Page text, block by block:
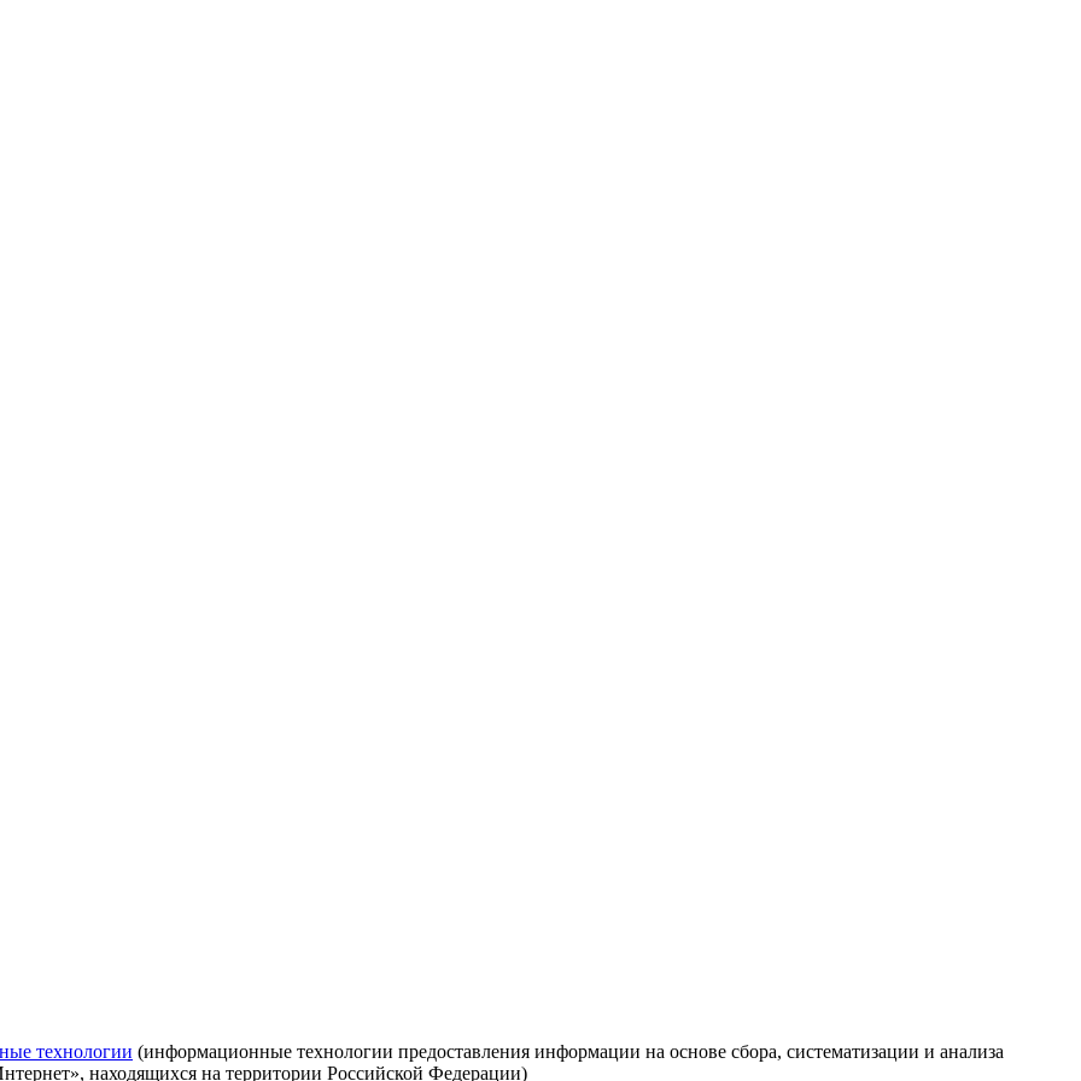
технологии (информационные технологии предоставления информации на основе сбора, систематизации и анализа
находящихся на территории Российской Федерации)